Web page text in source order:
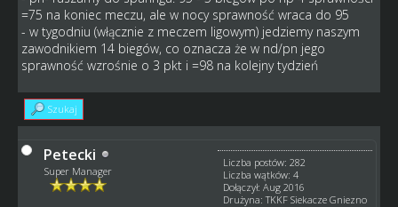
=75 na koniec meczu, ale w nocy sprawność wraca do 95
- w tygodniu (włącznie z meczem ligowym) jedziemy naszym
zawodnikiem 14 biegów, co oznacza że w nd/pn jego
sprawność wzrośnie o 3 pkt i =98 na kolejny tydzień
Szukaj
Petecki
Super Manager
Liczba postów: 282
Liczba wątków: 4
Dołączył: Aug 2016
Drużyna: TKKF Siekacze Gniezno